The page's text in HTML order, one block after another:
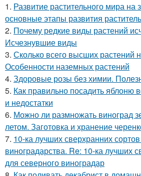
1. Развитие растительного мира на
основные этапы развития
2. Почему редкие виды растений
Исчезнувшие виды
3. Сколько всего высших растений
Особенности наземных растений
4. Здоровые розы без химии.
5. Как правильно посадить яблоню
и недостатки
6. Можно ли размножать виноград
летом. Заготовка и хранение
7. 10-ка лучших сверхранних
виноградарства. Re: 10-ка лучших
для северного виноградар